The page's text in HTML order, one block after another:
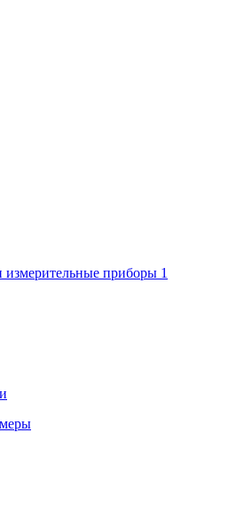
приборы 1